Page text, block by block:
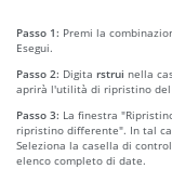
Passo 1: Premi la
Esegui.
Passo 2: Digita rstrui nella
aprirà l'utilità di ripristino del
Passo 3: La finestra
ripristino differente". In tal
Seleziona la casella di
elenco completo di date.